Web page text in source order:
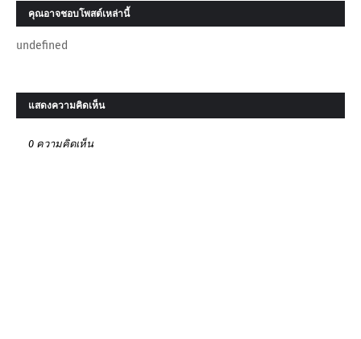
คุณอาจชอบโพสต์เหล่านี้
undefined
แสดงความคิดเห็น
0 ความคิดเห็น